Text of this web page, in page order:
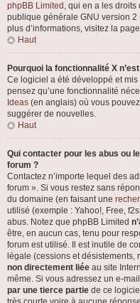
phpBB Limited , qui en a les droits
publique générale GNU version 2
plus d’informations, visitez la
Haut
Pourquoi la fonctionnalité X
Ce logiciel a été développé et
pensez qu’une fonctionnalité
Ideas (en anglais) où vous
suggérer de nouvelles.
Haut
Qui contacter pour les abus ou
forum ?
Contactez n’importe lequel des
forum ». Si vous restez sans
du domaine (en faisant une
utilisé (exemple : Yahoo!, Free,
abus. Notez que phpBB Limited
être, en aucun cas, tenu pour
forum est utilisé. Il est inutile de
légale (cessions et
non directement liée au site
même. Si vous adressez un e-
par une tierce partie de ce